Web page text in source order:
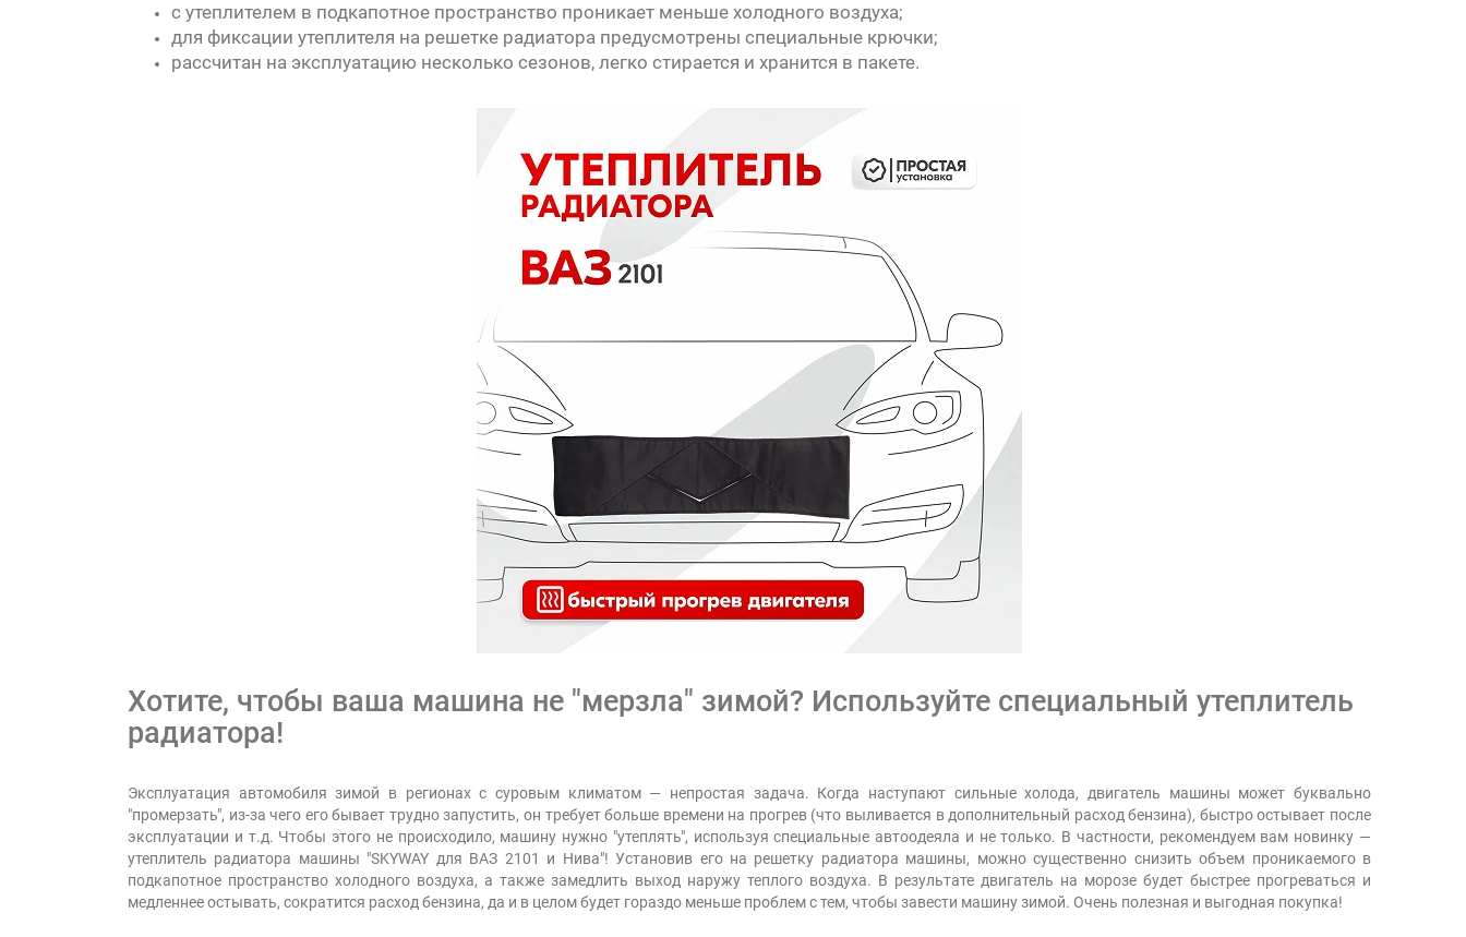
с утеплителем в подкапотное пространство проникает меньше холодного воздуха;
для фиксации утеплителя на решетке радиатора предусмотрены специальные крючки;
рассчитан на эксплуатацию несколько сезонов, легко стирается и хранится в пакете.
Хотите, чтобы ваша машина не "мерзла" зимой? Используйте специальный утеплитель
радиатора!
Эксплуатация автомобиля зимой в регионах с суровым климатом — непростая задача. Когда наступают сильные холода, двигатель машины может буквально
"промерзать", из-за чего его бывает трудно запустить, он требует больше времени на прогрев (что выливается в дополнительный расход бензина), быстро остывает после
эксплуатации и т.д. Чтобы этого не происходило, машину нужно "утеплять", используя специальные автоодеяла и не только. В частности, рекомендуем вам новинку —
утеплитель радиатора машины "SKYWAY для ВАЗ 2101 и Нива"! Установив его на решетку радиатора машины, можно существенно снизить объем проникаемого в
подкапотное пространство холодного воздуха, а также замедлить выход наружу теплого воздуха. В результате двигатель на морозе будет быстрее прогреваться и
медленнее остывать, сократится расход бензина, да и в целом будет гораздо меньше проблем с тем, чтобы завести машину зимой. Очень полезная и выгодная покупка!